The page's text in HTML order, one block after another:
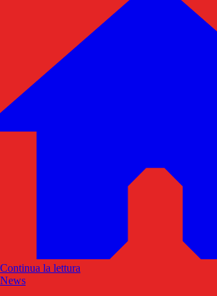
Continua la lettura
News